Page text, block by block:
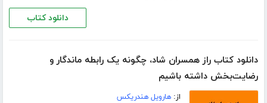
دانلود کتاب
دانلود کتاب راز همسران شاد، چگونه یک رابطه ماندگار و
رضایت‌بخش داشته باشیم
از:هارویل هندریکس